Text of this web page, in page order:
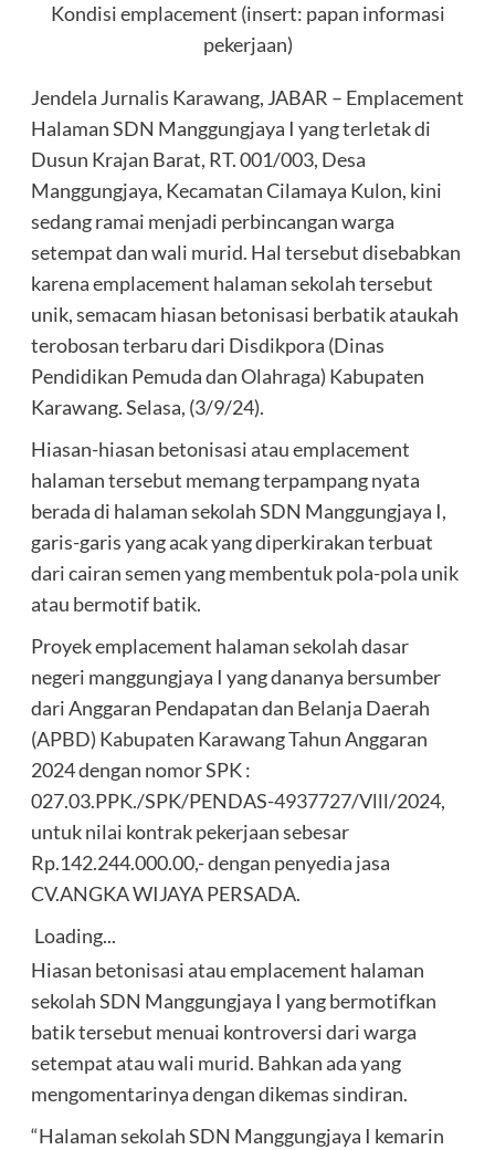
Kondisi emplacement (insert: papan informasi
pekerjaan)
Jendela Jurnalis Karawang, JABAR – Emplacement
Halaman SDN Manggungjaya I yang terletak di
Dusun Krajan Barat, RT. 001/003, Desa
Manggungjaya, Kecamatan Cilamaya Kulon, kini
sedang ramai menjadi perbincangan warga
setempat dan wali murid. Hal tersebut disebabkan
karena emplacement halaman sekolah tersebut
unik, semacam hiasan betonisasi berbatik ataukah
terobosan terbaru dari Disdikpora (Dinas
Pendidikan Pemuda dan Olahraga) Kabupaten
Karawang. Selasa, (3/9/24).
Hiasan-hiasan betonisasi atau emplacement
halaman tersebut memang terpampang nyata
berada di halaman sekolah SDN Manggungjaya I,
garis-garis yang acak yang diperkirakan terbuat
dari cairan semen yang membentuk pola-pola unik
atau bermotif batik.
Proyek emplacement halaman sekolah dasar
negeri manggungjaya I yang dananya bersumber
dari Anggaran Pendapatan dan Belanja Daerah
(APBD) Kabupaten Karawang Tahun Anggaran
2024 dengan nomor SPK :
027.03.PPK./SPK/PENDAS-4937727/Vlll/2024,
untuk nilai kontrak pekerjaan sebesar
Rp.142.244.000.00,- dengan penyedia jasa
CV.ANGKA WIJAYA PERSADA.
Loading...
Hiasan betonisasi atau emplacement halaman
sekolah SDN Manggungjaya I yang bermotifkan
batik tersebut menuai kontroversi dari warga
setempat atau wali murid. Bahkan ada yang
mengomentarinya dengan dikemas sindiran.
“Halaman sekolah SDN Manggungjaya I kemarin